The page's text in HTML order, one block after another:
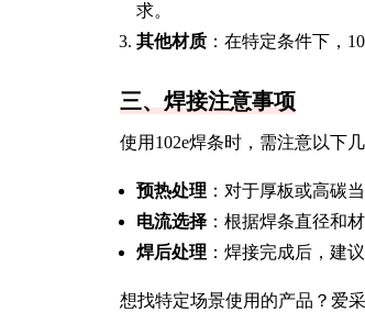
求。
其他材质 ：在特定条件下，
三、焊接注意事项
使用102e焊条时，需注意以下几
预热处理 ：对于厚板或高碳
电流选择 ：根据焊条直径和
焊后处理 ：焊接完成后，建
想找特定场景使用的产品？爱